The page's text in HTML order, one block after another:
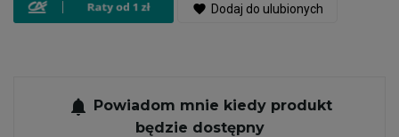
favorite Dodaj do ulubionych
notifications Powiadom mnie kiedy produkt
będzie dostępny